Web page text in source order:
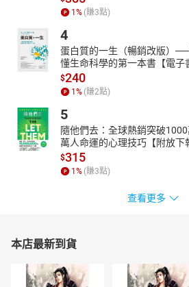
1 % (賺3點)
4
蛋白質的一生（暢銷改版）
懂生命科學的第一本書【電子
$240
1 % (賺2點)
5
隨他們去：全球熱銷突破
萬人命運的心理技巧【附放下
書】
$315
1 % (賺3點)
查看更多
本店最新到貨